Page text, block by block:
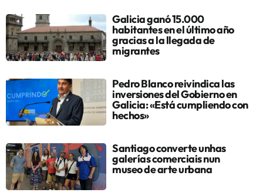
Galicia ganó 15.000
habitantes en el último año
gracias a la llegada de
migrantes
Pedro Blanco reivindica las
inversiones del Gobierno en
Galicia: «Está cumpliendo con
hechos»
Santiago converte unhas
galerías comerciais nun
museo de arte urbana